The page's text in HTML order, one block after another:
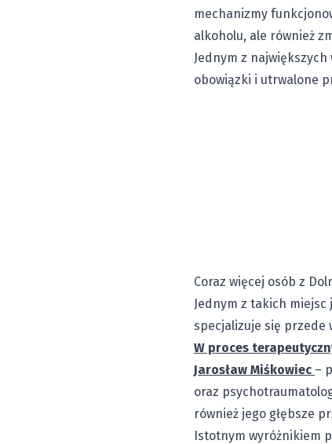
mechanizmy
alkoholu, ale również
Jednym z
obowiązki i utrwalone
Coraz więcej osób z
Jednym z takich
specjalizuje się przede
W proces
Jarosław Miśkowiec –
oraz
również jego głębsze
Istotnym wyróżnikiem